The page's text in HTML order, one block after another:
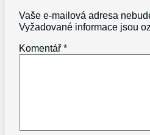
Vaše e-mailová adresa
Vyžadované informace jsou
Komentář*